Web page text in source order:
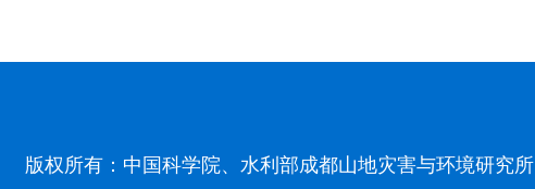
版权所有：中国科学院、水利部成都山地灾害与环境研究所